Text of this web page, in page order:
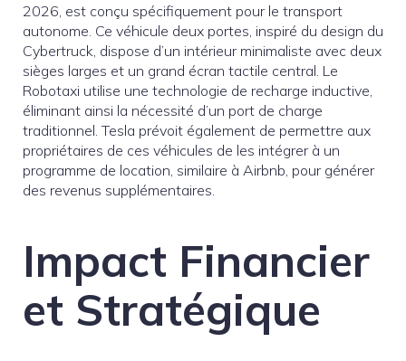
2026, est conçu spécifiquement pour le transport
autonome. Ce véhicule deux portes, inspiré du design du
Cybertruck, dispose d’un intérieur minimaliste avec deux
sièges larges et un grand écran tactile central. Le
Robotaxi utilise une technologie de recharge inductive,
éliminant ainsi la nécessité d’un port de charge
traditionnel. Tesla prévoit également de permettre aux
propriétaires de ces véhicules de les intégrer à un
programme de location, similaire à Airbnb, pour générer
des revenus supplémentaires.
Impact Financier
et Stratégique